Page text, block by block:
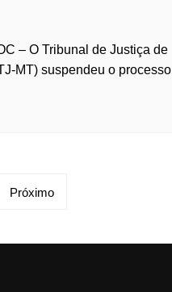
– O Tribunal de Justiça de
MT) suspendeu o processo
Próximo